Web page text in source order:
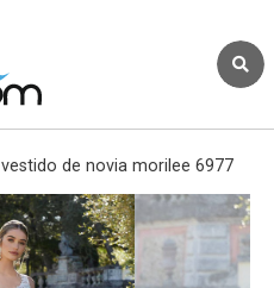
vestido de novia morilee 6977